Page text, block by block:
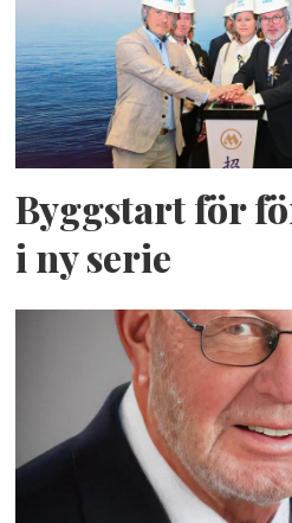
Byggstart för
i ny serie